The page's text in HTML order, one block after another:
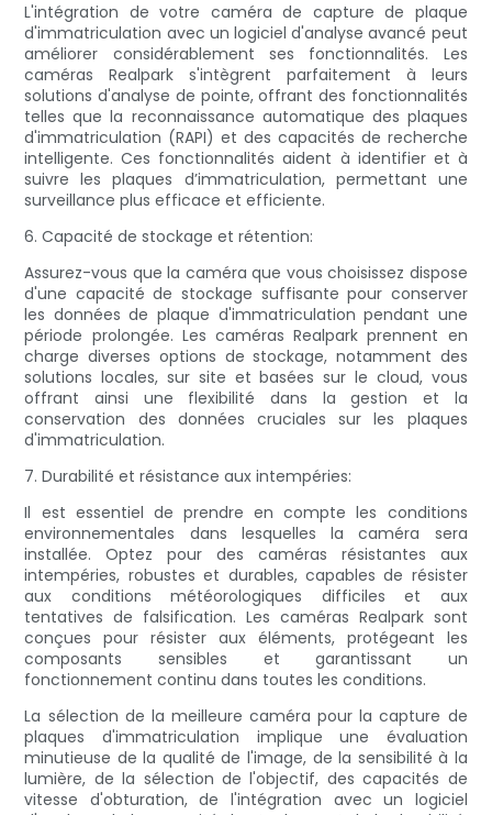
L'intégration de votre caméra de capture de plaque
d'immatriculation avec un logiciel d'analyse avancé peut
améliorer considérablement ses fonctionnalités. Les
caméras Realpark s'intègrent parfaitement à leurs
solutions d'analyse de pointe, offrant des fonctionnalités
telles que la reconnaissance automatique des plaques
d'immatriculation (RAPI) et des capacités de recherche
intelligente. Ces fonctionnalités aident à identifier et à
suivre les plaques d’immatriculation, permettant une
surveillance plus efficace et efficiente.
6. Capacité de stockage et rétention:
Assurez-vous que la caméra que vous choisissez dispose
d'une capacité de stockage suffisante pour conserver
les données de plaque d'immatriculation pendant une
période prolongée. Les caméras Realpark prennent en
charge diverses options de stockage, notamment des
solutions locales, sur site et basées sur le cloud, vous
offrant ainsi une flexibilité dans la gestion et la
conservation des données cruciales sur les plaques
d'immatriculation.
7. Durabilité et résistance aux intempéries:
Il est essentiel de prendre en compte les conditions
environnementales dans lesquelles la caméra sera
installée. Optez pour des caméras résistantes aux
intempéries, robustes et durables, capables de résister
aux conditions météorologiques difficiles et aux
tentatives de falsification. Les caméras Realpark sont
conçues pour résister aux éléments, protégeant les
composants sensibles et garantissant un
fonctionnement continu dans toutes les conditions.
La sélection de la meilleure caméra pour la capture de
plaques d'immatriculation implique une évaluation
minutieuse de la qualité de l'image, de la sensibilité à la
lumière, de la sélection de l'objectif, des capacités de
vitesse d'obturation, de l'intégration avec un logiciel